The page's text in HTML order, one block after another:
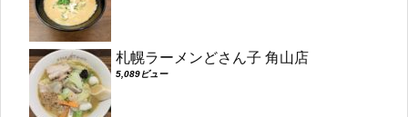
札幌ラーメンどさん子 角山店
5,089ビュー